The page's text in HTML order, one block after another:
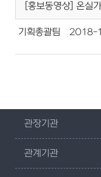
[홍보동영상] 온실
기획총괄팀 2018-
관장기관
관계기관